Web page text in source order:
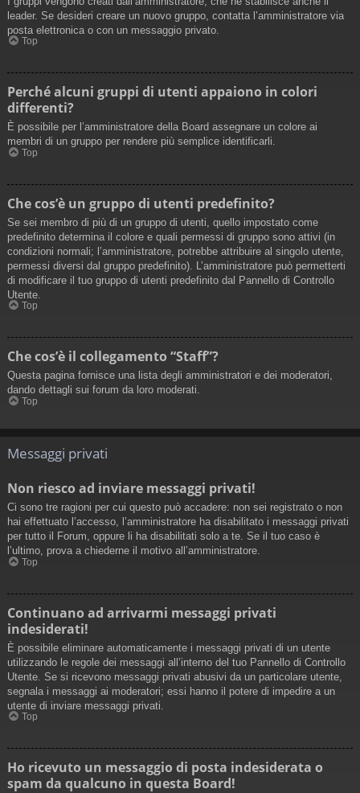
leader. Se desideri creare un nuovo gruppo, contatta l’amministratore via
posta elettronica o con un messaggio privato.
Top
Perché alcuni gruppi di utenti appaiono in colori
differenti?
È possibile per l’amministratore della Board assegnare un colore ai
membri di un gruppo per rendere più semplice identificarli.
Top
Che cos’è un gruppo di utenti predefinito?
Se sei membro di più di un gruppo di utenti, quello impostato come
predefinito determina il colore e quali permessi di gruppo sono attivi (in
condizioni normali; l’amministratore, potrebbe attribuire al singolo utente,
permessi diversi dal gruppo predefinito). L’amministratore può permetterti
di modificare il tuo gruppo di utenti predefinito dal Pannello di Controllo
Utente.
Top
Che cos’è il collegamento “Staff”?
Questa pagina fornisce una lista degli amministratori e dei moderatori,
dando dettagli sui forum da loro moderati.
Top
Messaggi privati
Non riesco ad inviare messaggi privati!
Ci sono tre ragioni per cui questo può accadere: non sei registrato o non
hai effettuato l’accesso, l’amministratore ha disabilitato i messaggi privati
per tutto il Forum, oppure li ha disabilitati solo a te. Se il tuo caso è
l’ultimo, prova a chiederne il motivo all’amministratore.
Top
Continuano ad arrivarmi messaggi privati
indesiderati!
È possibile eliminare automaticamente i messaggi privati ​​di un utente
utilizzando le regole dei messaggi all’interno del tuo Pannello di Controllo
Utente. Se si ricevono messaggi privati ​​abusivi da un particolare utente,
segnala i messaggi ai moderatori; essi hanno il potere di impedire a un
utente di inviare messaggi privati​​.
Top
Ho ricevuto un messaggio di posta indesiderata o
spam da qualcuno in questa Board!